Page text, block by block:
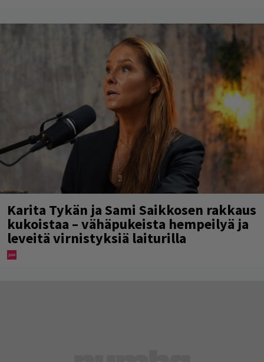
Karita Tykän ja Sami Saikkosen rakkaus
kukoistaa – vähäpukeista hempeilyä ja
leveitä virnistyksiä laiturilla